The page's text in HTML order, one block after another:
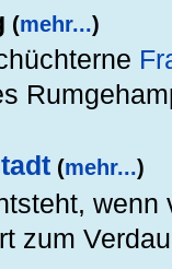
(mehr...)
(mehr...)
wenn
zum